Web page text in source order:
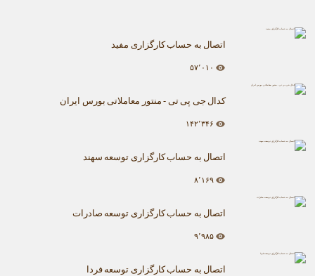
اتصال به حساب کارگزاری مفید
۵۷٬۰۱۰
کدال جی پی تی - منتور معاملاتی بورس ایران
۱۴۲٬۳۴۶
اتصال به حساب کارگزاری توسعه سهند
۸٬۱۶۹
اتصال به حساب کارگزاری توسعه صادرات
۹٬۹۸۵
اتصال به حساب کارگزاری توسعه فردا